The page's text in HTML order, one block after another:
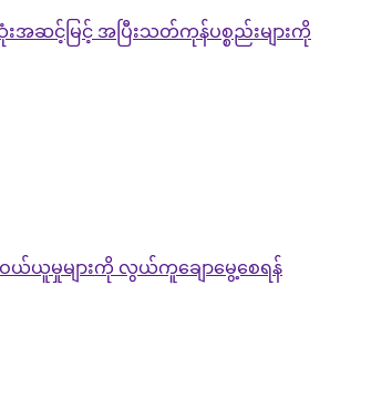
ဆင့်မြင့် အပြီးသတ်ကုန်ပစ္စည်းများကို
ဝယ်ယူမှုများကို လွယ်ကူချောမွေ့စေရန်